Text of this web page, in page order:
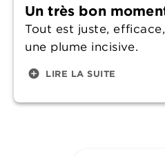
Un très bon
Tout est juste,
une plume incisive.
add_circle LIRE LA SUITE